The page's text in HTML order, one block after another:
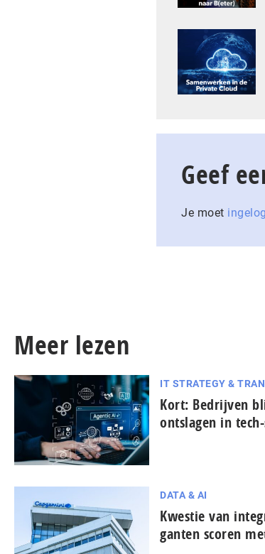
Geef
Je moet
Meer lezen
IT STRATEGY &
Kort: Bedrijven
ontslagen in
DATA & AI
Kwestie van
gan­ten scoren